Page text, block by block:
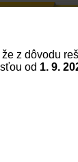
O nás
z dôvodu
od 1. 9.